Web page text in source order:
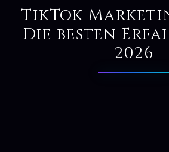
TikTok
Die besten
2026